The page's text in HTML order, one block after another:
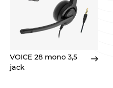
VOICE 28 mono 3,5
jack